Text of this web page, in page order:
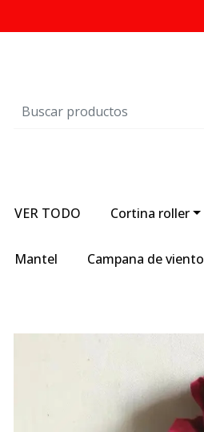
VER TODO Cortina roller
Mantel Campana de viento